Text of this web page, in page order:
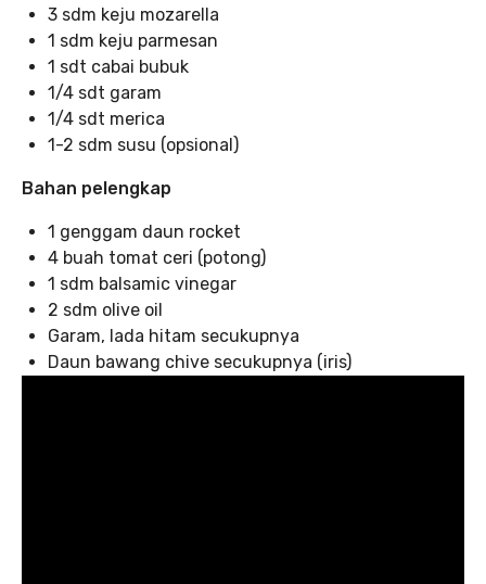
3 sdm keju mozarella
1 sdm keju parmesan
1 sdt cabai bubuk
1/4 sdt garam
1/4 sdt merica
1-2 sdm susu (opsional)
Bahan pelengkap
1 genggam daun rocket
4 buah tomat ceri (potong)
1 sdm balsamic vinegar
2 sdm olive oil
Garam, lada hitam secukupnya
Daun bawang chive secukupnya (iris)